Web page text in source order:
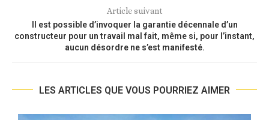
Article suivant
Il est possible d’invoquer la garantie décennale d’un
constructeur pour un travail mal fait, même si, pour l’instant,
aucun désordre ne s’est manifesté.
LES ARTICLES QUE VOUS POURRIEZ AIMER